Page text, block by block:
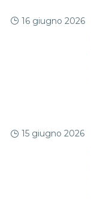
16 giugno 2026
15 giugno 2026